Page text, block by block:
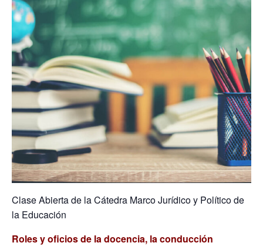
Clase Abierta de la Cátedra Marco Jurídico y Político de
la Educación
Roles y oficios de la docencia, la conducción